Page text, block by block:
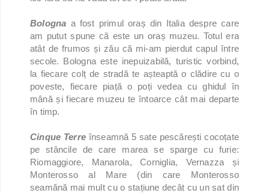
Bologna a fost primul oraș din Italia despre care
am putut spune că este un oraș muzeu. Totul era
atât de frumos și zău că mi-am pierdut capul între
secole. Bologna este inepuizabilă, turistic vorbind,
la fiecare colț de stradă te așteaptă o clădire cu o
poveste, fiecare piață o poți vedea cu ghidul în
mână și fiecare muzeu te întoarce cât mai departe
în timp.
Cinque Terre înseamnă 5 sate pescărești cocoțate
pe stâncile de care marea se sparge cu furie:
Riomaggiore, Manarola, Corniglia, Vernazza și
Monterosso al Mare (din care Monterosso
seamănă mai mult cu o stațiune decât cu un sat din